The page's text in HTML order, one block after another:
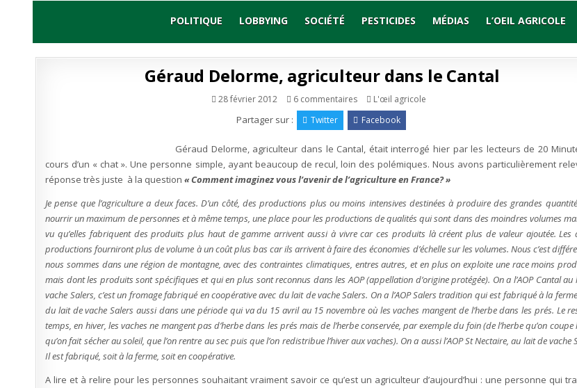
POLITIQUE LOBBYING SOCIÉTÉ PESTICIDES MÉDIAS L’OEIL AGRICOLE
Géraud Delorme, agriculteur dans le Cantal
28 février 2012 6 commentairessur
Delorme,
agriculteur
dans
Cantal
Publié
L'œil agricole
Partager sur : Twitter Facebook
Géraud Delorme, agriculteur dans le Cantal, était interrogé hier par les lecteurs de 20
cours d’un « chat ». Une personne simple, ayant beaucoup de recul, loin des polémiques. Nous avons particulièrement
réponse très juste à la question« Comment imaginez vous l’avenir de l’agriculture en France? »
Je pense que l’agriculture a deux faces. D’un côté, des productions plus ou moins intensives destinées à produire des grandes
nourrir un maximum de personnes et à même temps, une place pour les productions de qualités qui sont dans des moindres volumes
vu qu’elles fabriquent des produits plus haut de gamme arrivent aussi à vivre car ces produits là créent plus de valeur ajoutée. Les
productions fourniront plus de volume à un coût plus bas car ils arrivent à faire des économies d’échelle sur les volumes. Nous c’est
nous sommes dans une région de montagne, avec des contraintes climatiques, entres autres, et en plus on exploite une race moins
mais dont les produits sont spécifiques et qui en plus sont reconnus dans les AOP (appellation d’origine protégée). On a l’AOP Cantal au
vache Salers, c’est un fromage fabriqué en coopérative avec du lait de vache Salers. On a l’AOP Salers tradition qui est fabriqué à la
du lait de vache Salers aussi dans une période qui va du 15 avril au 15 novembre où les vaches mangent de l’herbe dans les prés. Le
temps, en hiver, les vaches ne mangent pas d’herbe dans les prés mais de l’herbe conservée, par exemple du foin (de l’herbe qu’on coupe
qu’on fait sécher au soleil, que l’on rentre au sec puis que l’on redistribue l’hiver aux vaches). On a aussi l’AOP St Nectaire, au lait de vache
Il est fabriqué, soit à la ferme, soit en coopérative.
A lire et à relire pour les personnes souhaitant vraiment savoir ce qu’est un agriculteur d’aujourd’hui : une personne qui